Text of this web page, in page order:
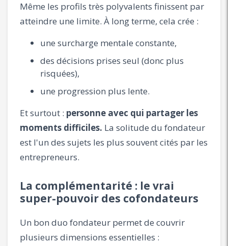
Même les profils très polyvalents finissent par
atteindre une limite. À long terme, cela crée :
une surcharge mentale constante,
des décisions prises seul (donc plus
risquées),
une progression plus lente.
Et surtout : personne avec qui partager les
moments difficiles. La solitude du fondateur
est l'un des sujets les plus souvent cités par les
entrepreneurs.
La complémentarité : le vrai
super-pouvoir des cofondateurs
Un bon duo fondateur permet de couvrir
plusieurs dimensions essentielles :